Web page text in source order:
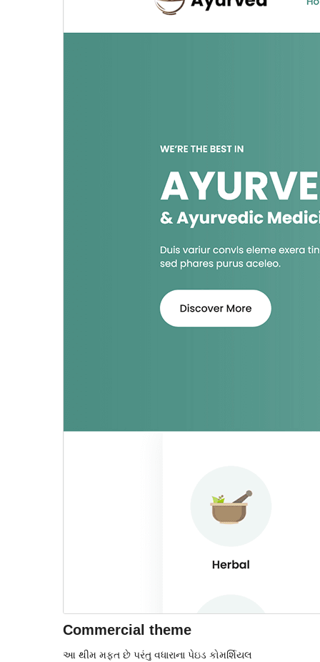
Commercial theme
આ થીમ મફત છે પરંતુ વધારાના પેઇડ કોમર્શિયલ